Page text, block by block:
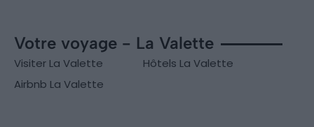
Votre voyage - La Valette
Visiter La Valette
Hôtels La Valette
Airbnb La Valette